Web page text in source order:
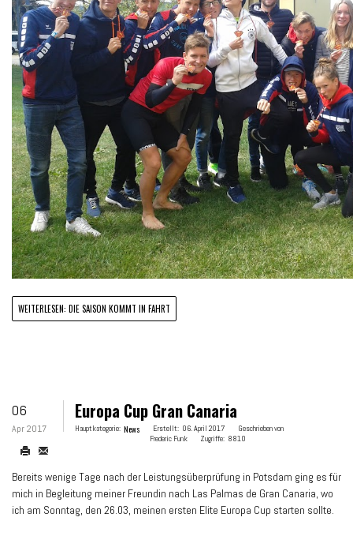
WEITERLESEN: DIE SAISON KOMMT IN FAHRT
06
Apr 2017
Europa Cup Gran Canaria
Hauptkategorie: News Erstellt: 06. April 2017
Geschrieben von
Frederic Funk
Zugriffe: 8810
Bereits wenige Tage nach der Leistungsüberprüfung in Potsdam ging es für
mich in Begleitung meiner Freundin nach Las Palmas de Gran Canaria, wo
ich am Sonntag, den 26.03, meinen ersten Elite Europa Cup starten sollte.